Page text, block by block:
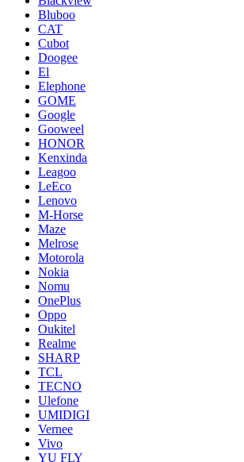
Bluboo
CAT
Cubot
Doogee
El
Elephone
GOME
Google
Gooweel
HONOR
Kenxinda
Leagoo
LeEco
Lenovo
M-Horse
Maze
Melrose
Motorola
Nokia
Nomu
OnePlus
Oppo
Oukitel
Realme
SHARP
TCL
TECNO
Ulefone
UMIDIGI
Vernee
Vivo
YU FLY